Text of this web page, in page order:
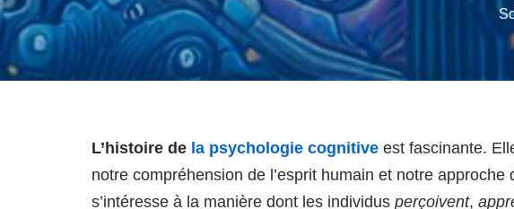
L’histoire de la psychologie cognitive est fascinante.
notre compréhension de l’esprit humain et notre
s’intéresse à la manière dont les individus perçoivent,